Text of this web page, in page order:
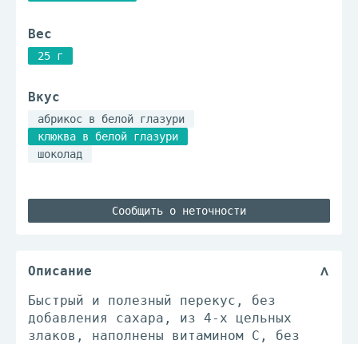
Вес
25 г
Вкус
абрикос в белой глазури
клюква в белой глазури
шоколад
Сообщить о неточности
Описание
Быстрый и полезный перекус, без
добавления сахара, из 4-х цельных
злаков, наполнены витамином С, без